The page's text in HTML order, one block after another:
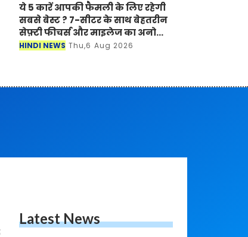
ये 5 कारें आपकी फैमली के लिए रहेगी
सबसे बेस्ट ? 7-सीटर के साथ बेहतरीन
सेफ़्टी फीचर्स और माइलेज का अनोखा
अंदाज
HINDI NEWS Thu,6 Aug 2026
Latest News